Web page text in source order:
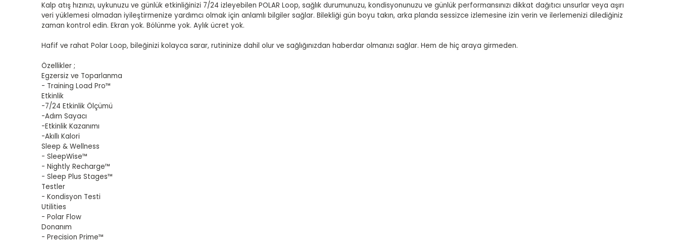
Kalp atış hızınızı, uykunuzu ve günlük etkinliğinizi 7/24 izleyebilen POLAR Loop, sağlık durumunuzu, kondisyonunuzu ve günlük performansınızı dikkat dağıtıcı unsurlar veya aşırı
veri yüklemesi olmadan iyileştirmenize yardımcı olmak için anlamlı bilgiler sağlar. Bilekliği gün boyu takın, arka planda sessizce izlemesine izin verin ve ilerlemenizi dilediğiniz
zaman kontrol edin. Ekran yok. Bölünme yok. Aylık ücret yok.
Hafif ve rahat Polar Loop, bileğinizi kolayca sarar, rutininize dahil olur ve sağlığınızdan haberdar olmanızı sağlar. Hem de hiç araya girmeden.
Özellikler ;
Egzersiz ve Toparlanma
- Training Load Pro™
Etkinlik
-7/24 Etkinlik Ölçümü
-Adım Sayacı
-Etkinlik Kazanımı
-Akıllı Kalori
Sleep & Wellness
- SleepWise™
- Nightly Recharge™
- Sleep Plus Stages™
Testler
- Kondisyon Testi
Utilities
- Polar Flow
Donanım
- Precision Prime™